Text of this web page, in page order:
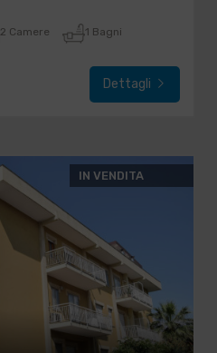
2 Camere 1 Bagni
Dettagli
IN VENDITA